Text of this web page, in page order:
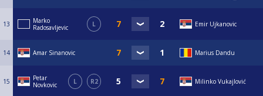
13
Marko
Radosavljevic
L Emir Ujkanovic
14 Amar Sinanovic Marius Dandu
15
Petar
Novkovic
L R2 Milinko Vukajlović